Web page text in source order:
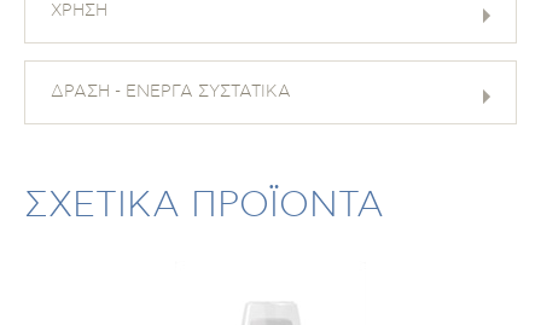
ΧΡΗΣΗ
ΔΡΑΣΗ - ΕΝΕΡΓΑ ΣΥΣΤΑΤΙΚΑ
ΣΧΕΤΙΚΑ ΠΡΟΪΟΝΤΑ